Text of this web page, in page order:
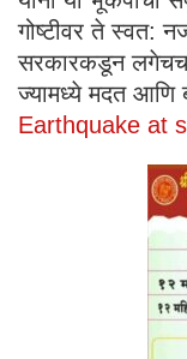
गोष्टीवर ते स्वत:
सरकारकडून लगेचच
ज्यामध्ये मदत आणि
Earthquake at